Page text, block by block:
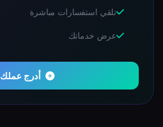
تلقي استفسارات مباشرة
عرض خدماتك
أدرج عملك